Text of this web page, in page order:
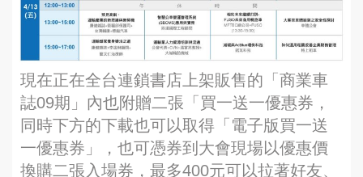
現在正在全台連鎖書店上架販售的「商業車
誌09期」內也附贈二張「買一送一優惠券，
同時下方的下載也可以取得「電子版買一送
一優惠券」，也可憑券到大會現場以優惠價
換購二張入場券，最多400元可以拉著好友、